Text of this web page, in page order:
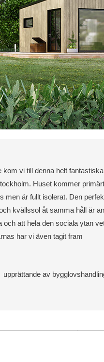
kom vi till denna helt
Huset kommer
men är fullt isolerat. Den
kvällssol åt samma håll är
och att hela den sociala ytan
har vi även tagit fram
av